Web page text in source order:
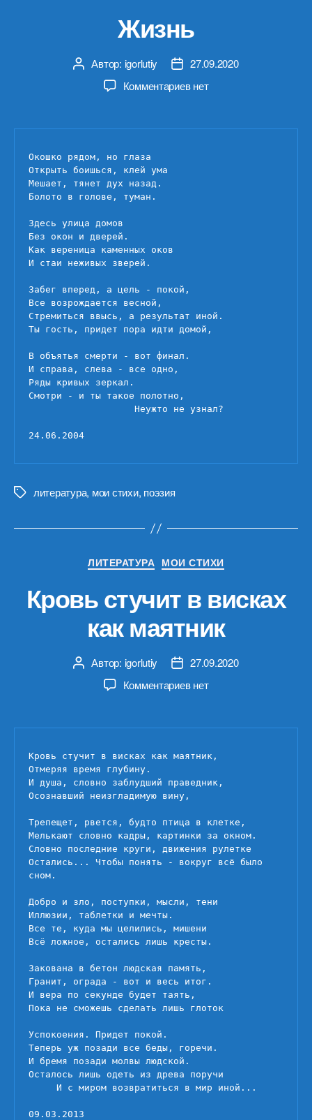
Жизнь
Автор
записи
Автор: igorlutiy
Дата27.09.2020
Комментариевк
нет
Окошко рядом, но глаза
Открыть боишься, клей ума
Мешает, тянет дух назад.
Болото в голове, туман.
Здесь улица домов
Без окон и дверей.
Как вереница каменных оков
И стаи неживых зверей.
Забег вперед, а цель - покой,
Все возрождается весной,
Стремиться ввысь, а результат иной.
Ты гость, придет пора идти домой,
В объятья смерти - вот финал.
И справа, слева - все одно,
Ряды кривых зеркал.
Смотри - и ты такое полотно,
Неужто не узнал?
24.06.2004
Меткилитература, мои стихи, поэзия
Рубрики
ЛИТЕРАТУРА МОИ СТИХИ
Кровь стучит в висках
как маятник
Автор
записи
Автор: igorlutiy
Дата27.09.2020
Комментариевк
стучит
висках
маятник
нет
Кровь стучит в висках как маятник,
Отмеряя время глубину.
И душа, словно заблудший праведник,
Осознавший неизгладимую вину,
Трепещет, рвется, будто птица в клетке,
Мелькают словно кадры, картинки за окном.
Словно последние круги, движения рулетке
Остались... Чтобы понять - вокруг всё было
сном.
Добро и зло, поступки, мысли, тени
Иллюзии, таблетки и мечты.
Все те, куда мы целились, мишени
Всё ложное, остались лишь кресты.
Закована в бетон людская память,
Гранит, ограда - вот и весь итог.
И вера по секунде будет таять,
Пока не сможешь сделать лишь глоток
Успокоения. Придет покой.
Теперь уж позади все беды, горечи.
И бремя позади молвы людской.
Осталось лишь одеть из древа поручи
И с миром возвратиться в мир иной...
09.03.2013